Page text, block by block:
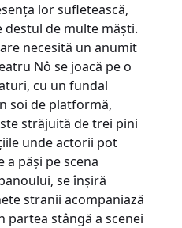
lor sufletească,
de multe măşti.
necesită un anumit
Nô se joacă pe o
cu un fundal
soi de platformă,
străjuită de trei pini
unde actorii pot
a păşi pe scena
se înşiră
stranii acompaniază
partea stângă a scenei